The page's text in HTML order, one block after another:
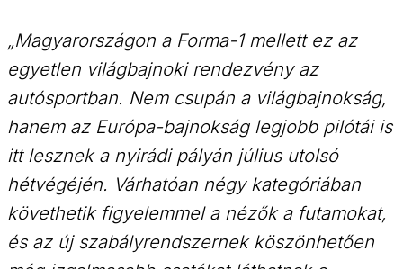
„Magyarországon a Forma-1 mellett ez az
egyetlen világbajnoki rendezvény az
autósportban. Nem csupán a világbajnokság,
hanem az Európa-bajnokság legjobb pilótái is
itt lesznek a nyirádi pályán július utolsó
hétvégéjén. Várhatóan négy kategóriában
követhetik figyelemmel a nézők a futamokat,
és az új szabályrendszernek köszönhetően